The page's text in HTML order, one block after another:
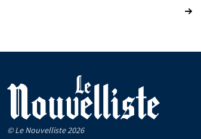
© Le Nouvelliste 2026